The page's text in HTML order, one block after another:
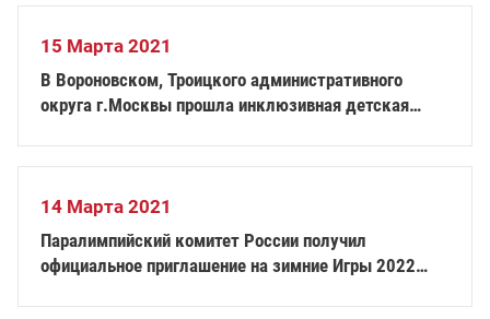
15 Марта 2021
В Вороновском, Троицкого административного
округа г.Москвы прошла инклюзивная детская
14 Марта 2021
Паралимпийский комитет России получил
официальное приглашение на зимние Игры 2022